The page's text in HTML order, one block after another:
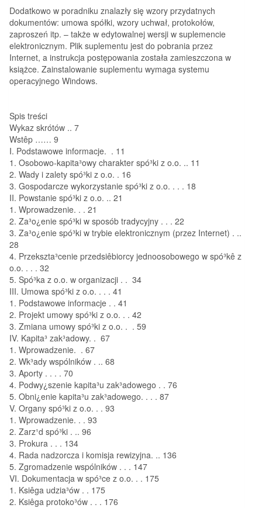
Dodatkowo w poradniku znalazły się wzory przydatnych
dokumentów: umowa spółki, wzory uchwał, protokołów,
zaproszeń itp. – także w edytowalnej wersji w suplemencie
elektronicznym. Plik suplementu jest do pobrania przez
Internet, a instrukcja postępowania została zamieszczona w
książce. Zainstalowanie suplementu wymaga systemu
operacyjnego Windows.
Spis treści
Wykaz skrótów .. 7
Wstêp …… 9
I. Podstawowe informacje. . 11
1. Osobowo-kapita³owy charakter spó³ki z o.o. .. 11
2. Wady i zalety spó³ki z o.o. . 16
3. Gospodarcze wykorzystanie spó³ki z o.o. . . . 18
II. Powstanie spó³ki z o.o. .. 21
1. Wprowadzenie. . . 21
2. Za³o¿enie spó³ki w sposób tradycyjny . . . 22
3. Za³o¿enie spó³ki w trybie elektronicznym (przez Internet) . ..
28
4. Przekszta³cenie przedsiêbiorcy jednoosobowego w spó³kê z
o.o. . . . 32
5. Spó³ka z o.o. w organizacji . . 34
III. Umowa spó³ki z o.o. . . . 41
1. Podstawowe informacje . . 41
2. Projekt umowy spó³ki z o.o. . . 42
3. Zmiana umowy spó³ki z o.o. . . 59
IV. Kapita³ zak³adowy. . 67
1. Wprowadzenie. . 67
2. Wk³ady wspólników . .. 68
3. Aporty . . . . 70
4. Podwy¿szenie kapita³u zak³adowego . . 76
5. Obni¿enie kapita³u zak³adowego. . . . 87
V. Organy spó³ki z o.o. . . 93
1. Wprowadzenie. . . 93
2. Zarz¹d spó³ki . .. 96
3. Prokura . . . 134
4. Rada nadzorcza i komisja rewizyjna. .. 136
5. Zgromadzenie wspólników . . . 147
VI. Dokumentacja w spó³ce z o.o. . . 175
1. Ksiêga udzia³ów . . 175
2. Ksiêga protoko³ów . . . 176